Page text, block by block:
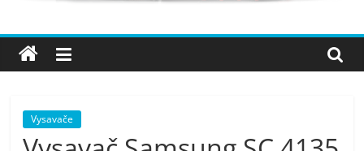
–
nejlepší
elektronika
Vysavače